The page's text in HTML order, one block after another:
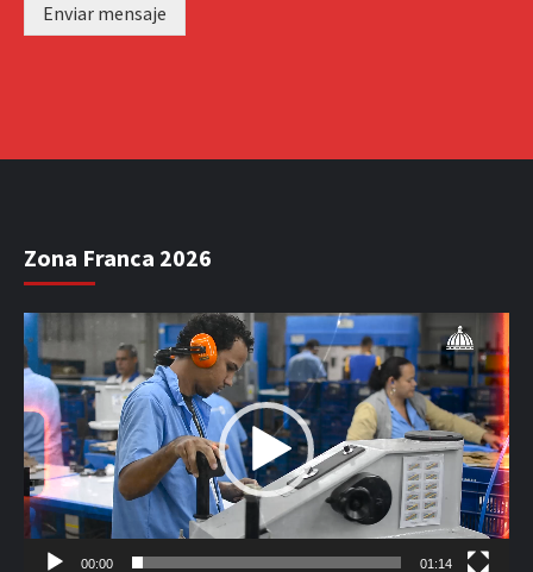
Enviar mensaje
Zona Franca 2026
Reproductor
de
vídeo
00:00 01:14